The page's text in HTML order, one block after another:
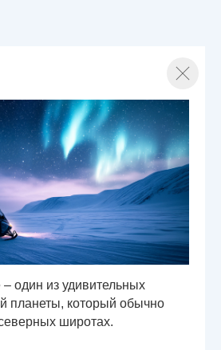
один из удивительных
планеты, который обычно
широтах.